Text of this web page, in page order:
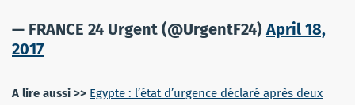
— FRANCE 24 Urgent (@UrgentF24) April 18,
2017
A lire aussi >> Egypte : l’état d’urgence déclaré après deux